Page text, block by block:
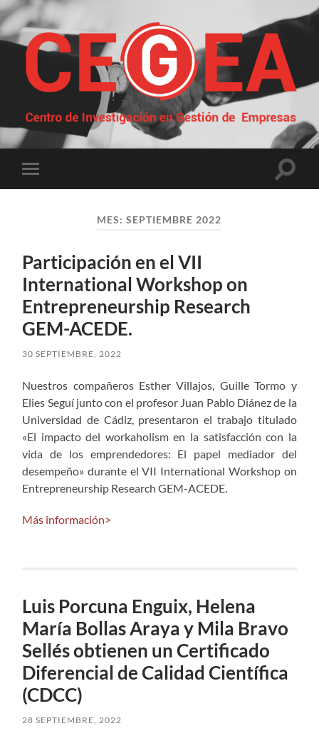
Centro
de
Investigación
Empresas
Alternar
el
MES:SEPTIEMBRE 2022
Participación en el VII
International Workshop on
Entrepreneurship Research
GEM-ACEDE.
30 SEPTIEMBRE, 2022
Nuestros compañeros Esther Villajos, Guille Tormo y
Elies Seguí junto con el profesor Juan Pablo Diánez de la
Universidad de Cádiz, presentaron el trabajo titulado
«El impacto del workaholism en la satisfacción con la
vida de los emprendedores: El papel mediador del
desempeño» durante el VII International Workshop on
Entrepreneurship Research GEM-ACEDE.
Más información>
Luis Porcuna Enguix, Helena
María Bollas Araya y Mila Bravo
Sellés obtienen un Certificado
Diferencial de Calidad Científica
(CDCC)
28 SEPTIEMBRE, 2022